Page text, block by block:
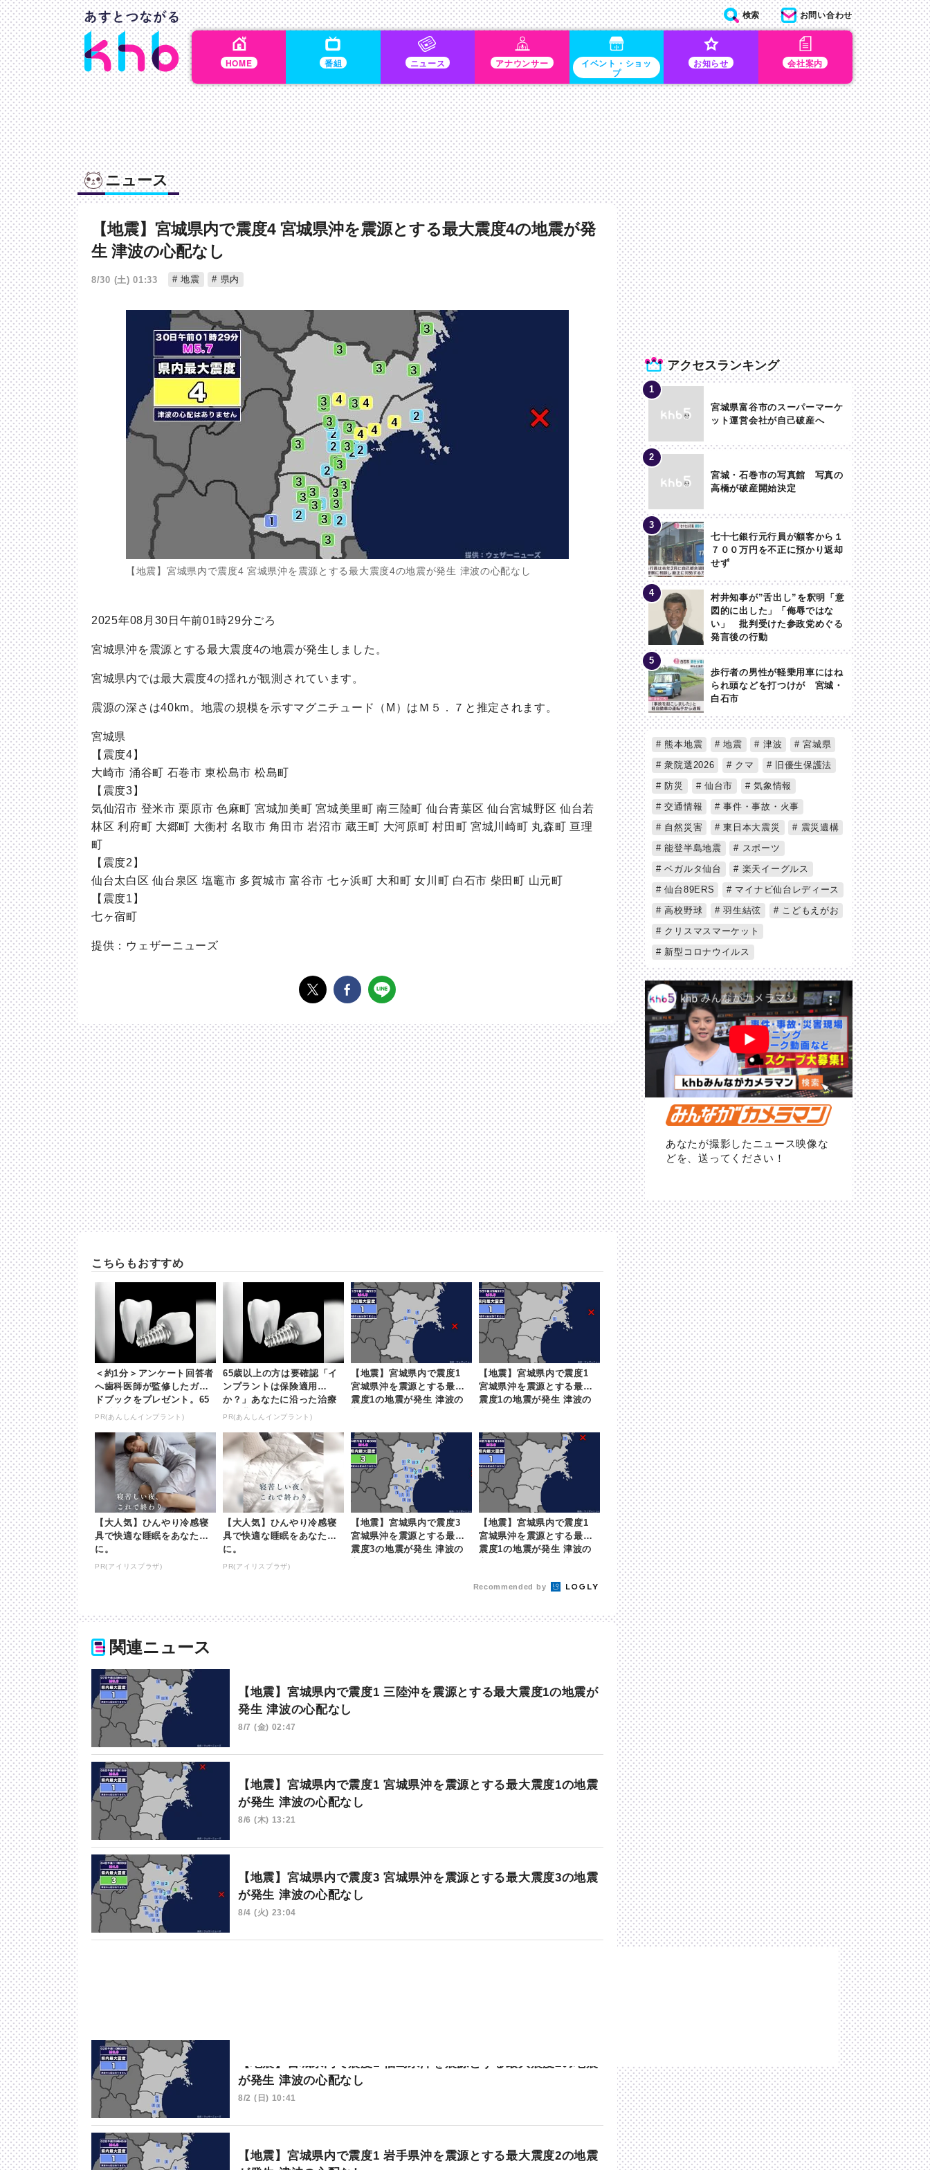
HOME 番組 ニュース アナウンサー イベント・ショッ
プ
お知らせ 会社案内
検索 お問い合わせ
ニュース
【地震】宮城県内で震度4 宮城県沖を震源とする最大震度4の地震が発
生 津波の心配なし
8/30 (土) 01:33 地震 県内
【地震】宮城県内で震度4 宮城県沖を震源とする最大震度4の地震が発生 津波の心配なし
2025年08月30日午前01時29分ごろ
宮城県沖を震源とする最大震度4の地震が発生しました。
宮城県内では最大震度4の揺れが観測されています。
震源の深さは40km。地震の規模を示すマグニチュード（M）はＭ５．７と推定されます。
宮城県
【震度4】
大崎市 涌谷町 石巻市 東松島市 松島町
【震度3】
気仙沼市 登米市 栗原市 色麻町 宮城加美町 宮城美里町 南三陸町 仙台青葉区 仙台宮城野区 仙台若
林区 利府町 大郷町 大衡村 名取市 角田市 岩沼市 蔵王町 大河原町 村田町 宮城川崎町 丸森町 亘理
町
【震度2】
仙台太白区 仙台泉区 塩竈市 多賀城市 富谷市 七ヶ浜町 大和町 女川町 白石市 柴田町 山元町
【震度1】
七ヶ宿町
提供：ウェザーニューズ
こちらもおすすめ
＜約1分＞アンケート回答者
へ歯科医師が監修したガイ
ドブックをプレゼント。65
歳以上の方は確認してみて
PR(あんしんインプラント)
65歳以上の方は要確認「イ
ンプラントは保険適用
か？」あなたに沿った治療
法や費用を解説
PR(あんしんインプラント)
【地震】宮城県内で震度1
宮城県沖を震源とする最大
震度1の地震が発生 津波の
【地震】宮城県内で震度1
宮城県沖を震源とする最大
震度1の地震が発生 津波の
【大人気】ひんやり冷感寝
具で快適な睡眠をあなた
に。
PR(アイリスプラザ)
【大人気】ひんやり冷感寝
具で快適な睡眠をあなた
に。
PR(アイリスプラザ)
【地震】宮城県内で震度3
宮城県沖を震源とする最大
震度3の地震が発生 津波の
【地震】宮城県内で震度1
宮城県沖を震源とする最大
震度1の地震が発生 津波の
Recommended by
関連ニュース
【地震】宮城県内で震度1 三陸沖を震源とする最大震度1の地震が
発生 津波の心配なし
8/7 (金) 02:47
【地震】宮城県内で震度1 宮城県沖を震源とする最大震度1の地震
が発生 津波の心配なし
8/6 (木) 13:21
【地震】宮城県内で震度3 宮城県沖を震源とする最大震度3の地震
が発生 津波の心配なし
8/4 (火) 23:04
【地震】宮城県内で震度1 福島県沖を震源とする最大震度2の地震
が発生 津波の心配なし
8/2 (日) 10:41
【地震】宮城県内で震度1 岩手県沖を震源とする最大震度2の地震
アクセスランキング
宮城県富谷市のスーパーマーケ
ット運営会社が自己破産へ
宮城・石巻市の写真館 写真の
高橋が破産開始決定
七十七銀行元行員が顧客から１
７００万円を不正に預かり返却
せず
村井知事が”舌出し”を釈明「意
図的に出した」「侮辱ではな
い」 批判受けた参政党めぐる
発言後の行動
歩行者の男性が軽乗用車にはね
られ頭などを打つけが 宮城・
白石市
熊本地震 地震 津波
宮城県
衆院選2026
クマ
旧優生保護法
防災
仙台市
気象情報
交通情報
事件・事故・火事
自然災害
東日本大震災
震災遺構
能登半島地震
スポーツ
ベガルタ仙台
楽天イーグルス
仙台89ERS
マイナビ仙台レディース
高校野球
羽生結弦
こどもえがお
クリスマスマーケット
新型コロナウイルス
あなたが撮影したニュース映像な
どを、送ってください！